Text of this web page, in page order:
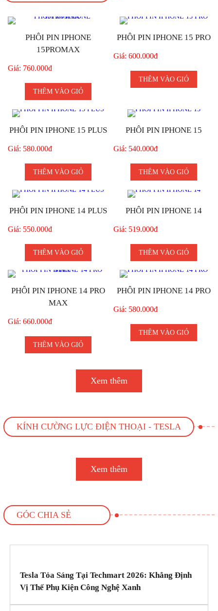
PHÔI PIN IPHONE
15PROMAX
Giá: 760.000đ
THÊM VÀO GIỎ
PHÔI PIN IPHONE 15 PRO
Giá: 600.000đ
THÊM VÀO GIỎ
PHÔI PIN IPHONE 15 PLUS
Giá: 580.000đ
THÊM VÀO GIỎ
PHÔI PIN IPHONE 15
Giá: 540.000đ
THÊM VÀO GIỎ
PHÔI PIN IPHONE 14 PLUS
Giá: 550.000đ
THÊM VÀO GIỎ
PHÔI PIN IPHONE 14
Giá: 519.000đ
THÊM VÀO GIỎ
PHÔI PIN IPHONE 14 PRO
MAX
Giá: 660.000đ
THÊM VÀO GIỎ
PHÔI PIN IPHONE 14 PRO
Giá: 580.000đ
THÊM VÀO GIỎ
Xem thêm
KÍNH CƯỜNG LỰC ĐIỆN THOẠI - TESLA
Xem thêm
GÓC CHIA SẺ
Tesla Tỏa Sáng Tại Techmart 2026: Khẳng Định
Vị Thế Phụ Kiện Công Nghệ Xanh